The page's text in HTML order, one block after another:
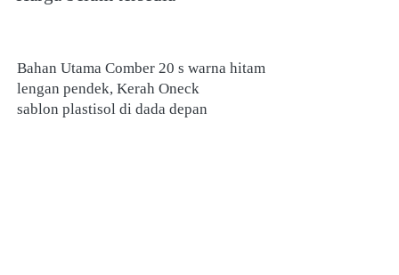
Bahan Utama Comber 20 s warna hitam
lengan pendek, Kerah Oneck
sablon plastisol di dada depan